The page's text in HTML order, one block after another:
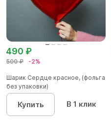
500 ₽ -2%
490 ₽
Шарик Сердце красное, (фольга
без упаковки)
Купить В 1 клик